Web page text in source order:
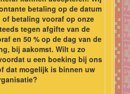
betaling op de datum
betaling vooraf op onze
tegen afgifte van de
en 50 % op de dag van de
bij aakomst. Wilt u zo
u een boeking bij ons
dat mogelijk is binnen uw